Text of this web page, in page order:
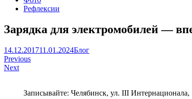
Рефлексии
Зарядка для электромобилей —
Артем
Краснов
14.12.201711.01.2024Блог
Навигация
по
Previous
Next
Записывайте: Челябинск, ул. III